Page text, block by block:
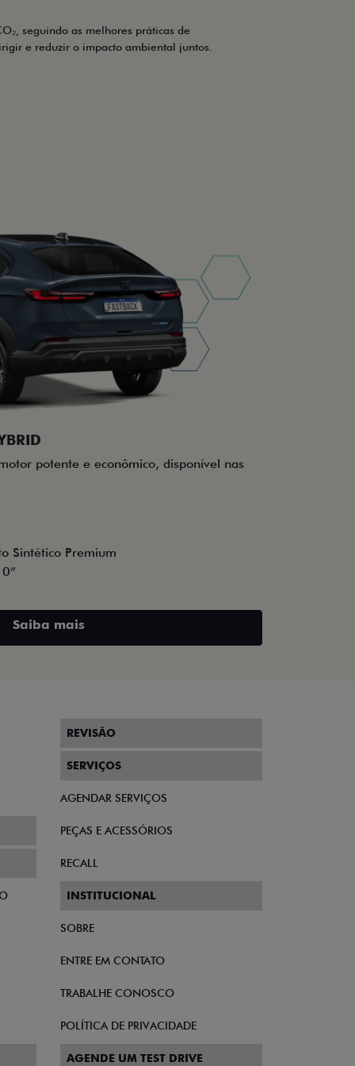
seguindo as melhores práticas de
e reduzir o impacto ambiental juntos.
potente e econômico, disponível nas
Sintético Premium
Saiba mais
REVISÃO
SERVIÇOS
AGENDAR SERVIÇOS
PEÇAS E ACESSÓRIOS
RECALL
INSTITUCIONAL
SOBRE
ENTRE EM CONTATO
TRABALHE CONOSCO
POLÍTICA DE PRIVACIDADE
AGENDE UM TEST DRIVE